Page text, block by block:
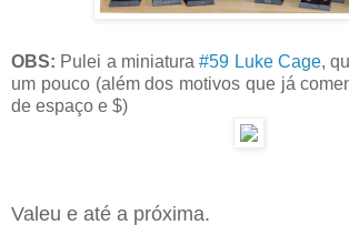
OBS: Pulei a miniatura#59 Luke Cage,
um pouco (além dos motivos que já
de espaço e $)
Valeu e até a próxima.